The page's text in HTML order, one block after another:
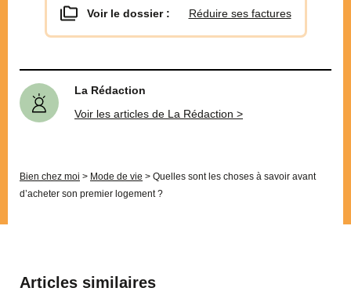
Voir le dossier : Réduire ses factures
La Rédaction
Voir les articles de La Rédaction >
Bien chez moi > Mode de vie > Quelles sont les choses à savoir avant
d’acheter son premier logement ?
Articles similaires